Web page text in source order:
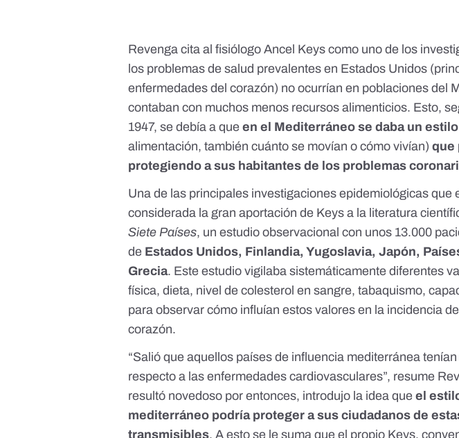
Revenga cita al fisiólogoAncel Keys como uno de los
los problemas de salud prevalentes en Estados Unidos
enfermedades del corazón) no ocurrían en poblaciones del
contaban con muchos menos recursos alimenticios. Esto,
1947, se debía a queen el Mediterráneo se daba un
alimentación, también cuánto se movían o cómo vivían) que
protegiendo a sus habitantes de los problemas
Una de las principales investigaciones epidemiológicas que
considerada la gran aportación de Keys a la literatura
Siete Países, un estudio observacional con unos 13.000
de Estados Unidos, Finlandia, Yugoslavia, Japón,
Grecia. Este estudio vigilaba sistemáticamente diferentes
física, dieta, nivel de colesterol en sangre, tabaquismo,
para observar cómo influían estos valores en la incidencia
corazón.
“Salió que aquellos países de influencia mediterránea
respecto a las enfermedades cardiovasculares”, resume
resultó novedoso por entonces, introdujo la idea queel
mediterráneo podría proteger a sus ciudadanos de
transmisibles. A esto se le suma que el propio Keys,